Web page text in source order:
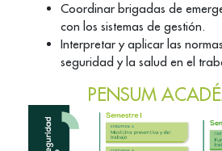
Coordinar brigadas de
con los sistemas de gestión.
Interpretar y aplicar las
seguridad y la salud en el
PENSUM